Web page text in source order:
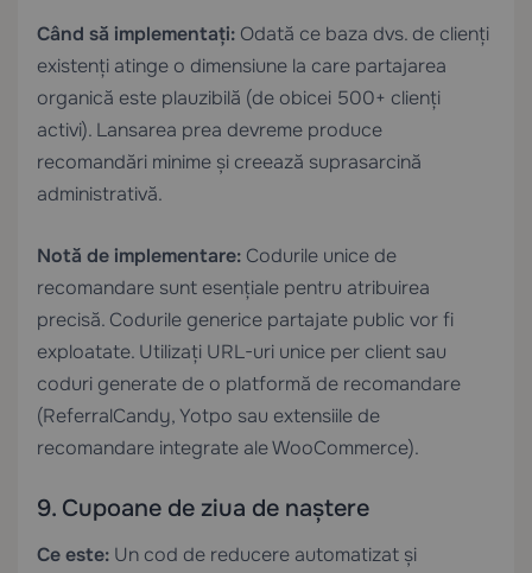
Când să implementați: Odată ce baza dvs. de clienți
existenți atinge o dimensiune la care partajarea
organică este plauzibilă (de obicei 500+ clienți
activi). Lansarea prea devreme produce
recomandări minime și creează suprasarcină
administrativă.
Notă de implementare: Codurile unice de
recomandare sunt esențiale pentru atribuirea
precisă. Codurile generice partajate public vor fi
exploatate. Utilizați URL-uri unice per client sau
coduri generate de o platformă de recomandare
(ReferralCandy, Yotpo sau extensiile de
recomandare integrate ale WooCommerce).
9. Cupoane de ziua de naștere
Ce este: Un cod de reducere automatizat și